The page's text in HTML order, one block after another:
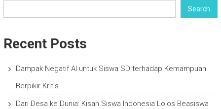
Search
Recent Posts
Dampak Negatif AI untuk Siswa SD terhadap Kemampuan
Berpikir Kritis
Dari Desa ke Dunia: Kisah Siswa Indonesia Lolos Beasiswa